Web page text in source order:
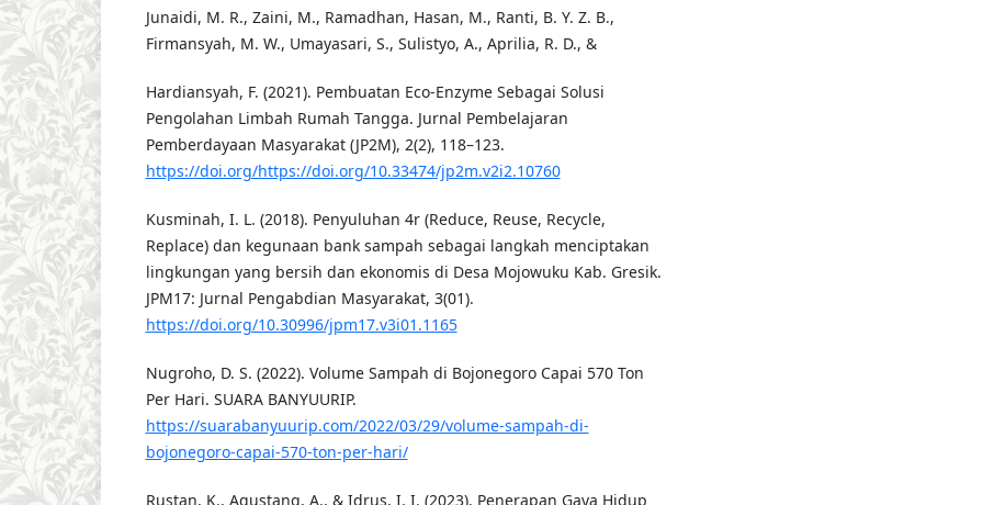
Junaidi, M. R., Zaini, M., Ramadhan, Hasan, M., Ranti, B. Y. Z. B.,
Firmansyah, M. W., Umayasari, S., Sulistyo, A., Aprilia, R. D., &
Hardiansyah, F. (2021). Pembuatan Eco-Enzyme Sebagai Solusi
Pengolahan Limbah Rumah Tangga. Jurnal Pembelajaran
Pemberdayaan Masyarakat (JP2M), 2(2), 118–123.
https://doi.org/https://doi.org/10.33474/jp2m.v2i2.10760
Kusminah, I. L. (2018). Penyuluhan 4r (Reduce, Reuse, Recycle,
Replace) dan kegunaan bank sampah sebagai langkah menciptakan
lingkungan yang bersih dan ekonomis di Desa Mojowuku Kab. Gresik.
JPM17: Jurnal Pengabdian Masyarakat, 3(01).
https://doi.org/10.30996/jpm17.v3i01.1165
Nugroho, D. S. (2022). Volume Sampah di Bojonegoro Capai 570 Ton
Per Hari. SUARA BANYUURIP.
https://suarabanyuurip.com/2022/03/29/volume-sampah-di-
bojonegoro-capai-570-ton-per-hari/
Rustan, K., Agustang, A., & Idrus, I. I. (2023). Penerapan Gaya Hidup